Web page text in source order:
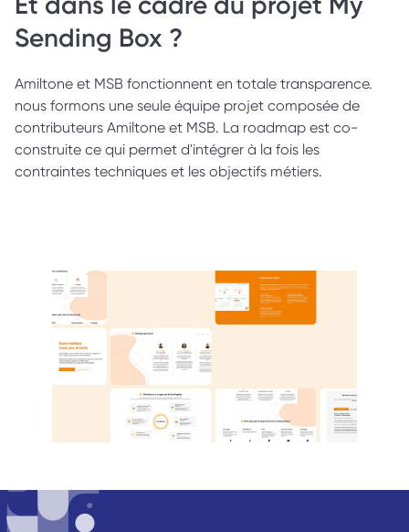
Sending Box ?
Amiltone et MSB fonctionnent en totale transparence.
nous formons une seule équipe projet composée de
contributeurs Amiltone et MSB. La roadmap est co-
construite ce qui permet d'intégrer à la fois les
contraintes techniques et les objectifs métiers.